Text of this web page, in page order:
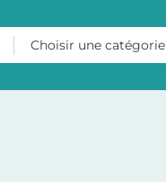
Choisir une catégorie